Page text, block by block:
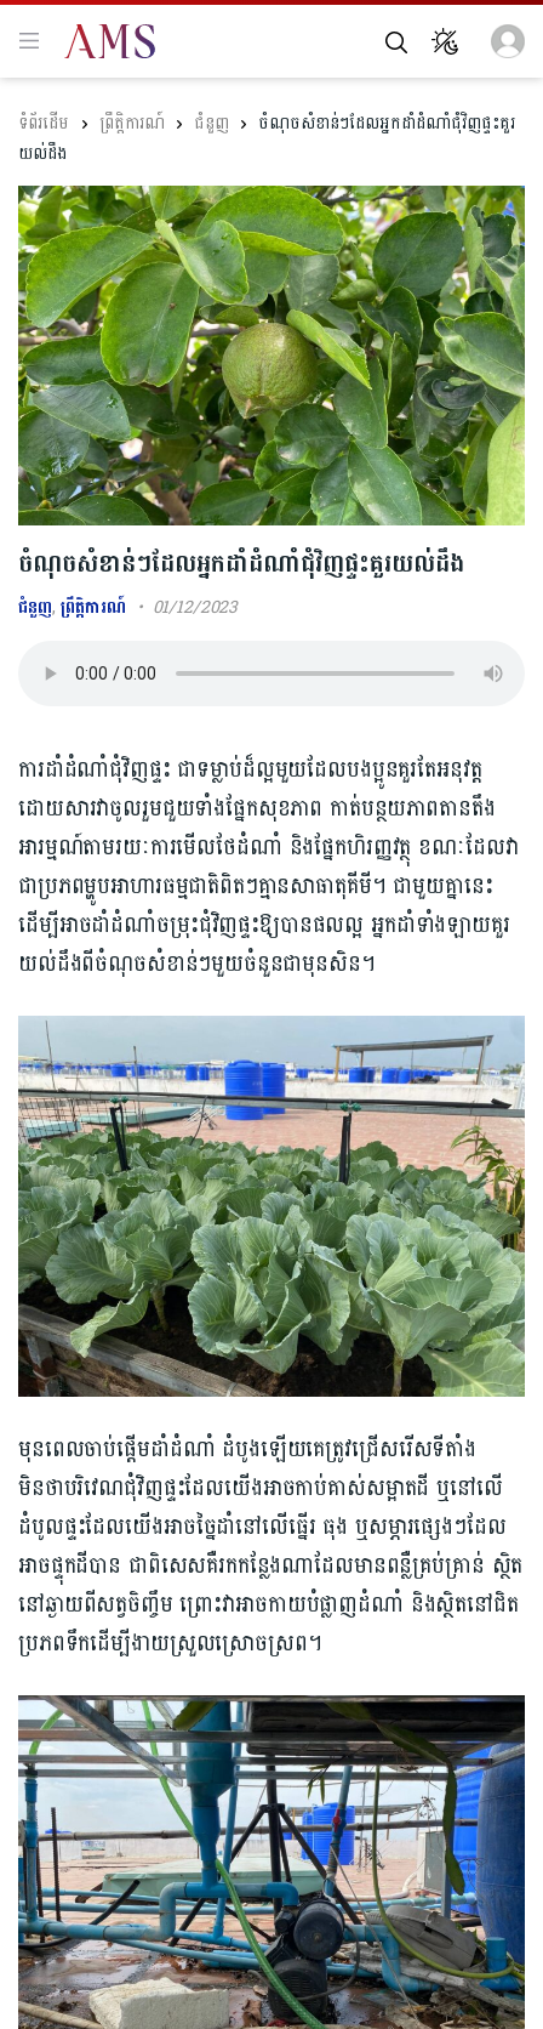
ព្រឹត្តិការណ៍ ជំនួញ
ចំណុចសំខាន់ៗដែលអ្នកដាំដំណាំជុំវិញផ្ទះគួរ
យល់ដឹង
ចំណុចសំខាន់ៗដែលអ្នកដាំដំណាំជុំវិញផ្ទះគួរយល់ដឹង
ជំនួញ,ព្រឹត្តិការណ៍ 01/12/2023
ការដាំដំណាំជុំវិញផ្ទះ ជាទម្លាប់ដ៏ល្អមួយដែលបងប្អូនគួរតែអនុវត្ត
ដោយសារវាចូលរួមជួយទាំងផ្នែកសុខភាព កាត់បន្ថយភាពតានតឹង
អារម្មណ៍តាមរយៈការមើលថែដំណាំ និងផ្នែកហិរញ្ញវត្ថុ ខណៈដែលវា
ជាប្រភពម្ហូបអាហារធម្មជាតិពិតៗគ្មានសាធាតុគីមី។ ជាមួយគ្នានេះ
ដើម្បីអាចដាំដំណាំចម្រុះជុំវិញផ្ទះឱ្យបានផលល្អ អ្នកដាំទាំងឡាយគួរ
យល់ដឹងពីចំណុចសំខាន់ៗមួយចំនួនជាមុនសិន។
មុនពេលចាប់ផ្តើមដាំដំណាំ ដំបូងឡើយគេត្រូវជ្រើសរើសទីតាំង
មិនថាបរិវេណជុំវិញផ្ទះដែលយើងអាចកាប់គាស់សម្អាតដី ឬនៅលើ
ដំបូលផ្ទះដែលយើងអាចច្នៃដាំនៅលើធ្នើរ ធុង ឬសម្ភារផ្សេងៗដែល
អាចផ្ទុកដីបាន ជាពិសេសគឺរកកន្លែងណាដែលមានពន្លឺគ្រប់គ្រាន់ ស្ថិត
នៅឆ្ងាយពីសត្វចិញ្ចឹម ព្រោះវាអាចកាយបំផ្លាញដំណាំ និងស្ថិតនៅជិត
ប្រភពទឹកដើម្បីងាយស្រួលស្រោចស្រព។